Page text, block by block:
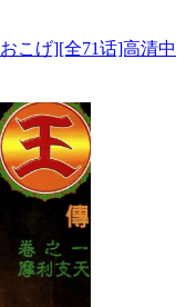
こげ][全71话]高清中